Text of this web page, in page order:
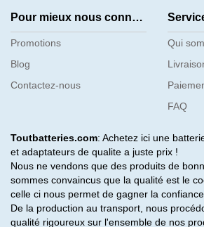
Pour mieux nous connaître
Promotions
Blog
Contactez-nous
Qui
FAQ
Toutbatteries.com: Achetez ici une
et adaptateurs de qualite a juste prix !
Nous ne vendons que des produits de
sommes convaincus que la qualité est le
celle ci nous permet de gagner la
De la production au transport, nous
qualité rigoureux sur l'ensemble de nos